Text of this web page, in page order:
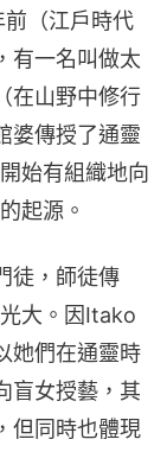
（江戶時代
有一名叫做太
在山野中修行
婆傳授了通靈
始有組織地向
起源。
徒，師徒傳
大。因Itako
她們在通靈時
盲女授藝，其
但同時也體現